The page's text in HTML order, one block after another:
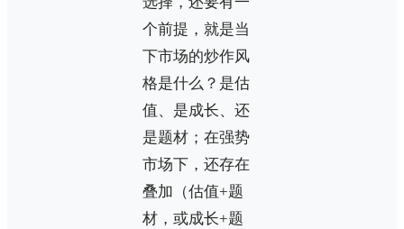
个前提，就是当
下市场的炒作风
格是什么？是估
值、是成长、还
是题材；在强势
市场下，还存在
叠加（估值+题
材，或成长+题